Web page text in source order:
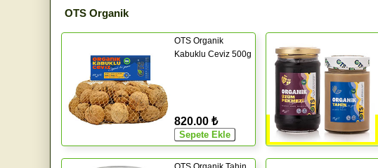
OTS Organik
OTS Organik
Kabuklu Ceviz 500g
820.00 ₺